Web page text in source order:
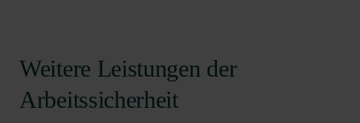
Weitere Leistungen der
Arbeitssicherheit